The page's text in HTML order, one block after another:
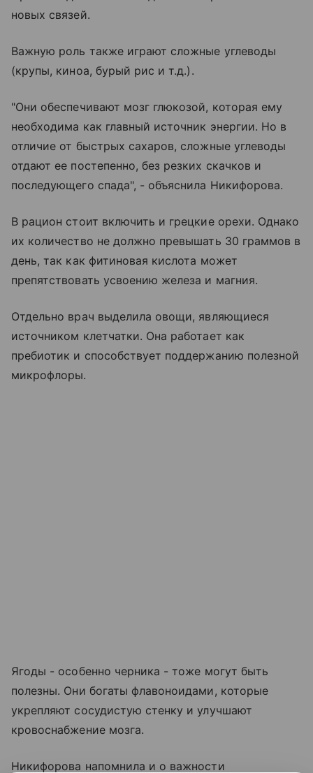
новых связей.
Важную роль также играют сложные углеводы
(крупы, киноа, бурый рис и т.д.).
"Они обеспечивают мозг глюкозой, которая ему
необходима как главный источник энергии. Но в
отличие от быстрых сахаров, сложные углеводы
отдают ее постепенно, без резких скачков и
последующего спада", - объяснила Никифорова.
В рацион стоит включить и грецкие орехи. Однако
их количество не должно превышать 30 граммов в
день, так как фитиновая кислота может
препятствовать усвоению железа и магния.
Отдельно врач выделила овощи, являющиеся
источником клетчатки. Она работает как
пребиотик и способствует поддержанию полезной
микрофлоры.
Ягоды - особенно черника - тоже могут быть
полезны. Они богаты флавоноидами, которые
укрепляют сосудистую стенку и улучшают
кровоснабжение мозга.
Никифорова напомнила и о важности